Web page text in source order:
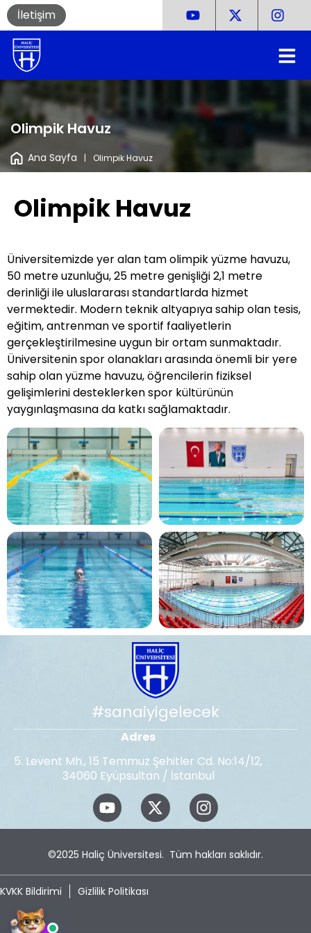
İletişim
Olimpik Havuz
Ana Sayfa | Olimpik Havuz
Olimpik Havuz
Üniversitemizde yer alan tam olimpik yüzme havuzu,
50 metre uzunluğu, 25 metre genişliği 2,1 metre
derinliği ile uluslararası standartlarda hizmet
vermektedir. Modern teknik altyapıya sahip olan tesis,
eğitim, antrenman ve sportif faaliyetlerin
gerçekleştirilmesine uygun bir ortam sunmaktadır.
Üniversitenin spor olanakları arasında önemli bir yere
sahip olan yüzme havuzu, öğrencilerin fiziksel
gelişimlerini desteklerken spor kültürünün
yaygınlaşmasına da katkı sağlamaktadır.
#sanaiyigelecek
Adres
5. Levent Mh., 15 Temmuz Şehitler Cd. No:14/12,
34060 Eyüpsultan / İstanbul
©2025 Haliç Üniversitesi. Tüm hakları saklıdır.
KVKK Bildirimi Gizlilik Politikası